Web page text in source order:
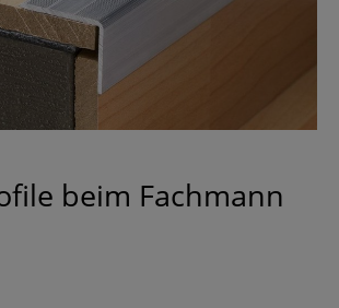
beim Fachmann